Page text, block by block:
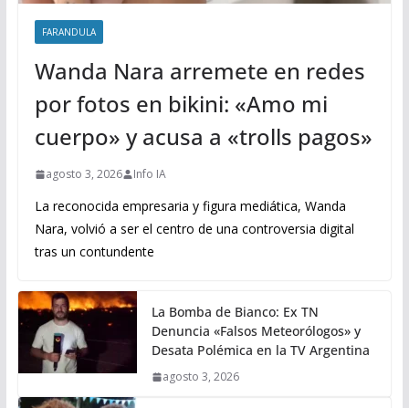
FARANDULA
Wanda Nara arremete en redes
por fotos en bikini: «Amo mi
cuerpo» y acusa a «trolls pagos»
agosto 3, 2026 Info IA
La reconocida empresaria y figura mediática, Wanda
Nara, volvió a ser el centro de una controversia digital
tras un contundente
La Bomba de Bianco: Ex TN
Denuncia «Falsos Meteorólogos» y
Desata Polémica en la TV Argentina
agosto 3, 2026